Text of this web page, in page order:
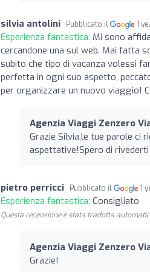
silvia antolini Pubblicato il 1
Esperienza fantastica: Mi sono
cercandone una sul web. Mai fatta
subito che tipo di vacanza volessi
perfetta in ogni suo aspetto,
per organizzare un nuovo viaggio!
Agenzia Viaggi Zenzero
Grazie Silvia,le tue parole ci
aspettative!Spero di
pietro perricci Pubblicato il 1
Esperienza fantastica: Consigliato
Questa recensione è stata tradotta
Agenzia Viaggi Zenzero
Grazie!